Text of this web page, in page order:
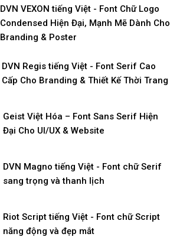
DVN VEXON tiếng Việt - Font Chữ Logo
Condensed Hiện Đại, Mạnh Mẽ Dành Cho
Branding & Poster
DVN Regis tiếng Việt - Font Serif Cao
Cấp Cho Branding & Thiết Kế Thời Trang
Geist Việt Hóa – Font Sans Serif Hiện
Đại Cho UI/UX & Website
DVN Magno tiếng Việt - Font chữ Serif
sang trọng và thanh lịch
Riot Script tiếng Việt - Font chữ Script
năng động và đẹp mắt